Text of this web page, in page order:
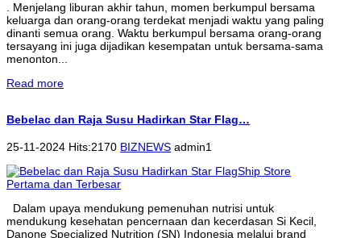
. Menjelang liburan akhir tahun, momen berkumpul bersama
keluarga dan orang-orang terdekat menjadi waktu yang paling
dinanti semua orang. Waktu berkumpul bersama orang-orang
tersayang ini juga dijadikan kesempatan untuk bersama-sama
menonton...
Read more
Bebelac dan Raja Susu Hadirkan Star Flag…
25-11-2024 Hits:2170 BIZNEWS admin1
Dalam upaya mendukung pemenuhan nutrisi untuk
mendukung kesehatan pencernaan dan kecerdasan Si Kecil,
Danone Specialized Nutrition (SN) Indonesia melalui brand